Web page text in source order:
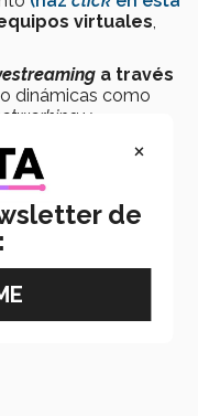
virtuales,
a través
dinámicas como
y
con el apoyo de
×
de